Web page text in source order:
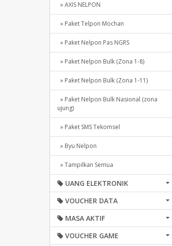
» AXIS NELPON
» Paket Telpon Mochan
» Paket Nelpon Pas NGRS
» Paket Nelpon Bulk (Zona 1-8)
» Paket Nelpon Bulk (Zona 1-11)
» Paket Nelpon Bulk Nasional (zona
ujung)
» Paket SMS Tekomsel
» Byu Nelpon
» Tampilkan Semua
UANG ELEKTRONIK
VOUCHER DATA
MASA AKTIF
VOUCHER GAME